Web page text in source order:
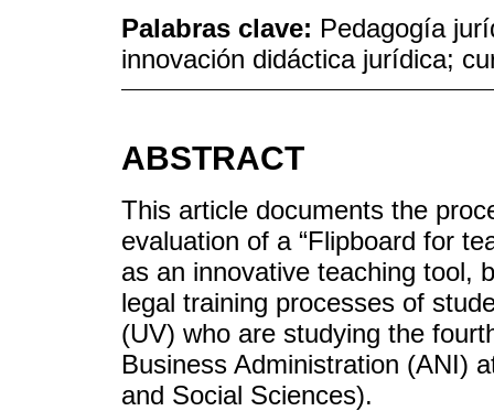
Palabras clave: Pedagogía
innovación didáctica jurídica;
ABSTRACT
This article documents the
evaluation of a “Flipboard for
as an innovative teaching tool,
legal training processes of
(UV) who are studying the
Business Administration (ANI)
and Social Sciences).